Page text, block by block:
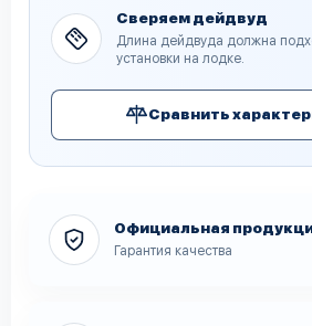
Сверяем дейдвуд
Длина дейдвуда должна
установки на лодке.
Сравнить
Официальная
Гарантия качества